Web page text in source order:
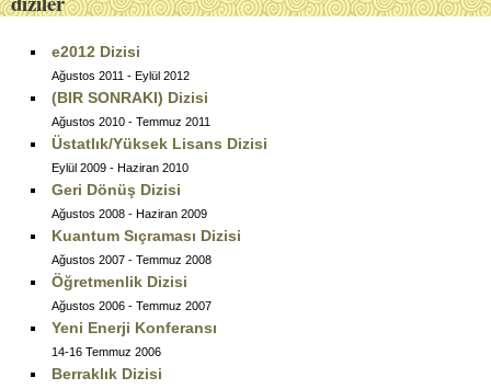
e2012 Dizisi
Ağustos 2011 - Eylül 2012
(BIR SONRAKI) Dizisi
Ağustos 2010 - Temmuz 2011
Üstatlık/Yüksek Lisans Dizisi
Eylül 2009 - Haziran 2010
Geri Dönüş Dizisi
Ağustos 2008 - Haziran 2009
Kuantum Sıçraması Dizisi
Ağustos 2007 - Temmuz 2008
Öğretmenlik Dizisi
Ağustos 2006 - Temmuz 2007
Yeni Enerji Konferansı
14-16 Temmuz 2006
Berraklık Dizisi